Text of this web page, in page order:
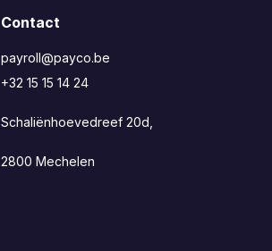
Contact
payroll@payco.be
+32 15 15 14 24
Schaliënhoevedreef 20d,
2800 Mechelen